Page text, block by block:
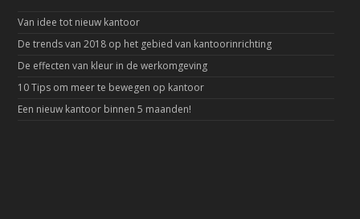
Van idee tot nieuw kantoor
De trends van 2018 op het gebied van kantoorinrichting
De effecten van kleur in de werkomgeving
10 Tips om meer te bewegen op kantoor
Een nieuw kantoor binnen 5 maanden!